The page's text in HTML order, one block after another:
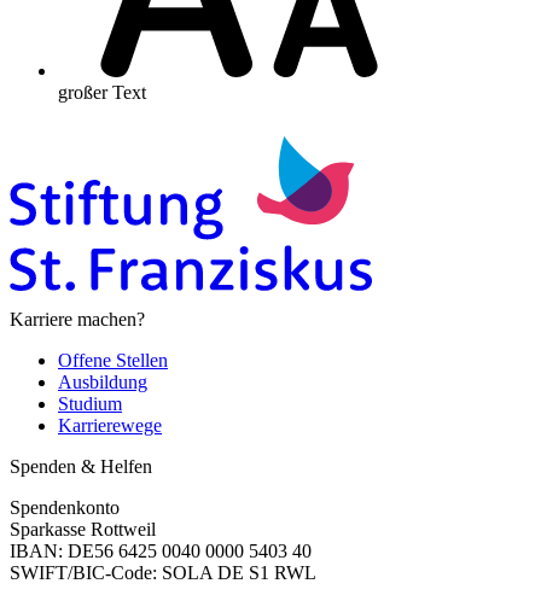
großer Text
Karriere machen?
Offene Stellen
Ausbildung
Studium
Karrierewege
Spenden & Helfen
Spendenkonto
Sparkasse Rottweil
IBAN: DE56 6425 0040 0000 5403 40
SWIFT/BIC-Code: SOLA DE S1 RWL